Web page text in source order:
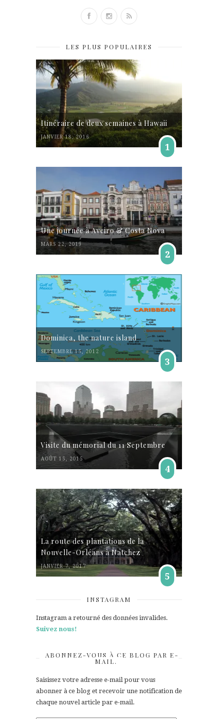
LES PLUS POPULAIRES
Itinéraire de deux semaines à Hawaii
JANVIER 18, 2016
1
Une journée à Aveiro & Costa Nova
MARS 22, 2019
2
Dominica, the nature island
SEPTEMBRE 15, 2012
3
Visite du mémorial du 11 Septembre
AOÛT 15, 2015
4
La route des plantations de la
Nouvelle-Orléans à Natchez
JANVIER 7, 2017
5
INSTAGRAM
Instagram a retourné des données invalides.
Suivez nous!
ABONNEZ-VOUS À CE BLOG PAR E-
MAIL.
Saisissez votre adresse e-mail pour vous
abonner à ce blog et recevoir une notification de
chaque nouvel article par e-mail.